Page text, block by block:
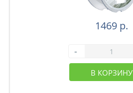
1469 р.
-
В КОРЗИНУ